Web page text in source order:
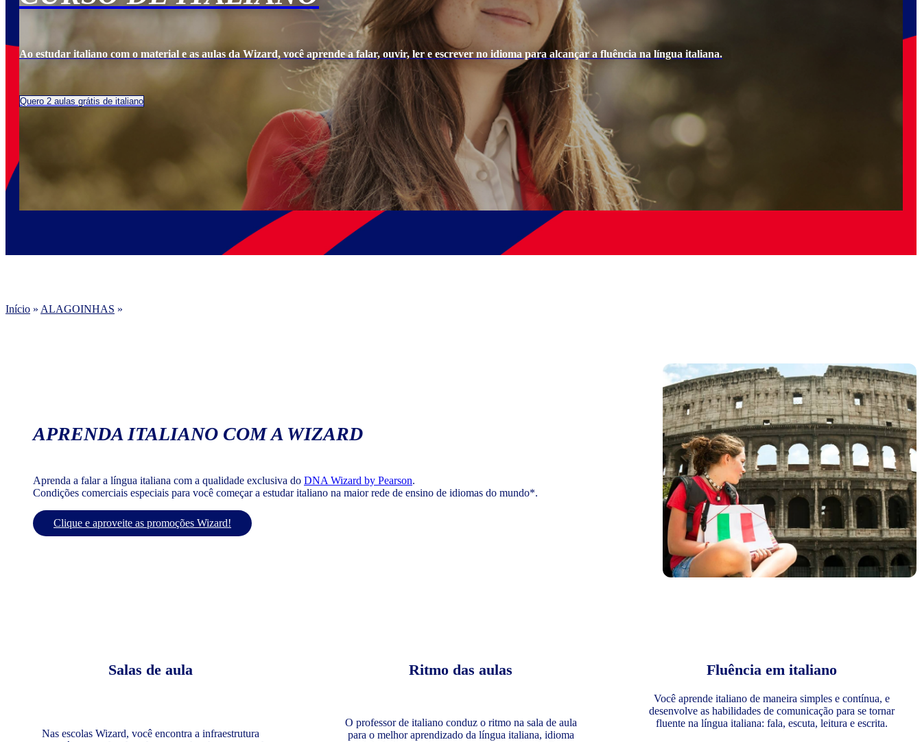
Ao estudar italiano com o material e as aulas da Wizard, você aprende a falar, ouvir, ler e escrever no idioma para alcançar a fluência na língua italiana.
Quero 2 aulas grátis de italiano
Início » ALAGOINHAS »
APRENDA ITALIANO COM A WIZARD
Aprenda a falar a língua italiana com a qualidade exclusiva do DNA Wizard by Pearson.
Condições comerciais especiais para você começar a estudar italiano na maior rede de ensino de idiomas do mundo*.
Clique e aproveite as promoções Wizard!
Salas de aula
Nas escolas Wizard, você encontra a infraestrutura
Ritmo das aulas
O professor de italiano conduz o ritmo na sala de aula
para o melhor aprendizado da língua italiana, idioma
Fluência em italiano
Você aprende italiano de maneira simples e contínua, e
desenvolve as habilidades de comunicação para se tornar
fluente na língua italiana: fala, escuta, leitura e escrita.